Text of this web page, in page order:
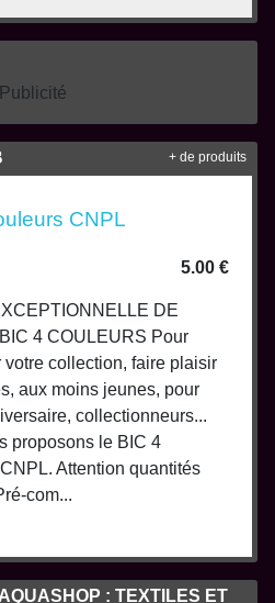
CNPL
5.00 €
DE
4 COULEURS Pour
votre collection, faire plaisir
aux moins jeunes, pour
collectionneurs...
proposons le BIC 4
Attention quantités
com...
+ de produits
: TEXTILES ET